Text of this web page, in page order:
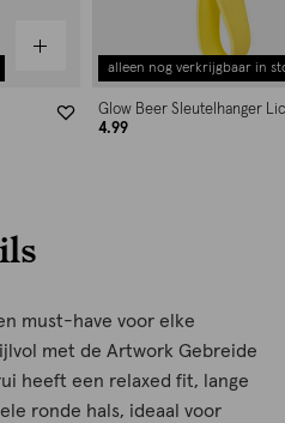
alleen nog verkrijgbaar in
Glow Beer Sleutelhanger
4.99
must-have voor elke
met de Artwork Gebreide
heeft een relaxed fit, lange
ronde hals, ideaal voor